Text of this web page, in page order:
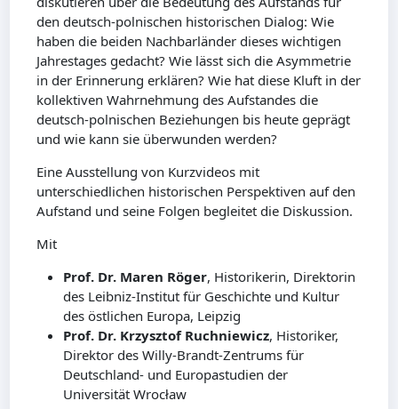
den deutsch-polnischen historischen Dialog: Wie
haben die beiden Nachbarländer dieses wichtigen
Jahrestages gedacht? Wie lässt sich die Asymmetrie
in der Erinnerung erklären? Wie hat diese Kluft in der
kollektiven Wahrnehmung des Aufstandes die
deutsch-polnischen Beziehungen bis heute geprägt
und wie kann sie überwunden werden?
Eine Ausstellung von Kurzvideos mit
unterschiedlichen historischen Perspektiven auf den
Aufstand und seine Folgen begleitet die Diskussion.
Mit
Prof. Dr. Maren Röger, Historikerin, Direktorin
des Leibniz-Institut für Geschichte und Kultur
des östlichen Europa, Leipzig
Prof. Dr. Krzysztof Ruchniewicz, Historiker,
Direktor des Willy-Brandt-Zentrums für
Deutschland- und Europastudien der
Universität Wrocław